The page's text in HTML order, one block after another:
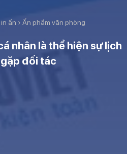
ấn › Ấn phẩm văn phòng
nhân là thể hiện sự lịch
đối tác